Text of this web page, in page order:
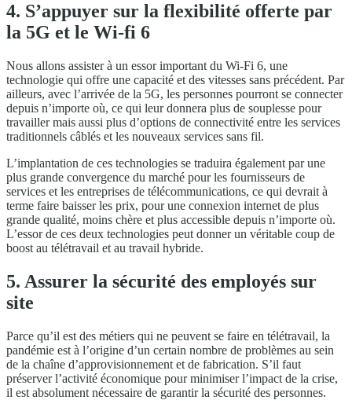
4. S’appuyer sur la flexibilité offerte par
la 5G et le Wi-fi 6
Nous allons assister à un essor important du Wi-Fi 6, une
technologie qui offre une capacité et des vitesses sans précédent. Par
ailleurs, avec l’arrivée de la 5G, les personnes pourront se connecter
depuis n’importe où, ce qui leur donnera plus de souplesse pour
travailler mais aussi plus d’options de connectivité entre les services
traditionnels câblés et les nouveaux services sans fil.
L’implantation de ces technologies se traduira également par une
plus grande convergence du marché pour les fournisseurs de
services et les entreprises de télécommunications, ce qui devrait à
terme faire baisser les prix, pour une connexion internet de plus
grande qualité, moins chère et plus accessible depuis n’importe où.
L’essor de ces deux technologies peut donner un véritable coup de
boost au télétravail et au travail hybride.
5. Assurer la sécurité des employés sur
site
Parce qu’il est des métiers qui ne peuvent se faire en télétravail, la
pandémie est à l’origine d’un certain nombre de problèmes au sein
de la chaîne d’approvisionnement et de fabrication. S’il faut
préserver l’activité économique pour minimiser l’impact de la crise,
il est absolument nécessaire de garantir la sécurité des personnes.